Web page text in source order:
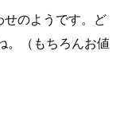
のようです。ど
。（もちろんお値